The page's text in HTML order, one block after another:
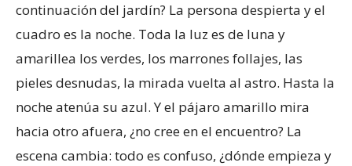
continuación del jardín? La persona despierta y el
cuadro es la noche. Toda la luz es de luna y
amarillea los verdes, los marrones follajes, las
pieles desnudas, la mirada vuelta al astro. Hasta la
noche atenúa su azul. Y el pájaro amarillo mira
hacia otro afuera, ¿no cree en el encuentro? La
escena cambia: todo es confuso, ¿dónde empieza y